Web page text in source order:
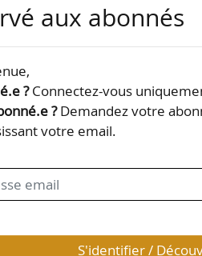
côté pour produire
Les pollutions et
aux abonnés
?Connectez-vous
?Demandez votre
votre email.
S'identifier /